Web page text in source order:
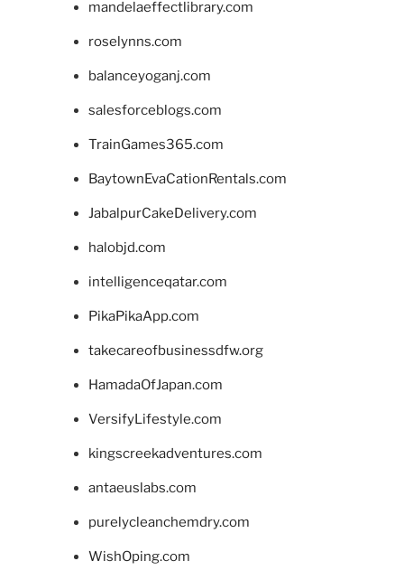
mandelaeffectlibrary.com
roselynns.com
balanceyoganj.com
salesforceblogs.com
TrainGames365.com
BaytownEvaCationRentals.com
JabalpurCakeDelivery.com
halobjd.com
intelligenceqatar.com
PikaPikaApp.com
takecareofbusinessdfw.org
HamadaOfJapan.com
VersifyLifestyle.com
kingscreekadventures.com
antaeuslabs.com
purelycleanchemdry.com
WishOping.com